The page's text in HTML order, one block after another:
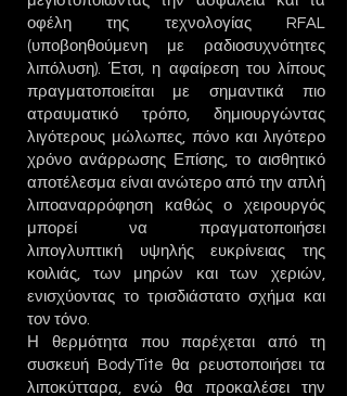
οφέλη της τεχνολογίας RFAL
(υποβοηθούμενη με ραδιοσυχνότητες
λιπόλυση). Έτσι, η αφαίρεση του λίπους
πραγματοποιείται με σημαντικά πιο
ατραυματικό τρόπο, δημιουργώντας
λιγότερους μώλωπες, πόνο και λιγότερο
χρόνο ανάρρωσης Επίσης, το αισθητικό
αποτέλεσμα είναι ανώτερο από την απλή
λιποαναρρόφηση καθώς ο χειρουργός
μπορεί να πραγματοποιήσει
λιπογλυπτική υψηλής ευκρίνειας της
κοιλιάς, των μηρών και των χεριών,
ενισχύοντας το τρισδιάστατο σχήμα και
τον τόνο.
Η θερμότητα που παρέχεται από τη
συσκευή BodyTite θα ρευστοποιήσει τα
λιποκύτταρα, ενώ θα προκαλέσει την